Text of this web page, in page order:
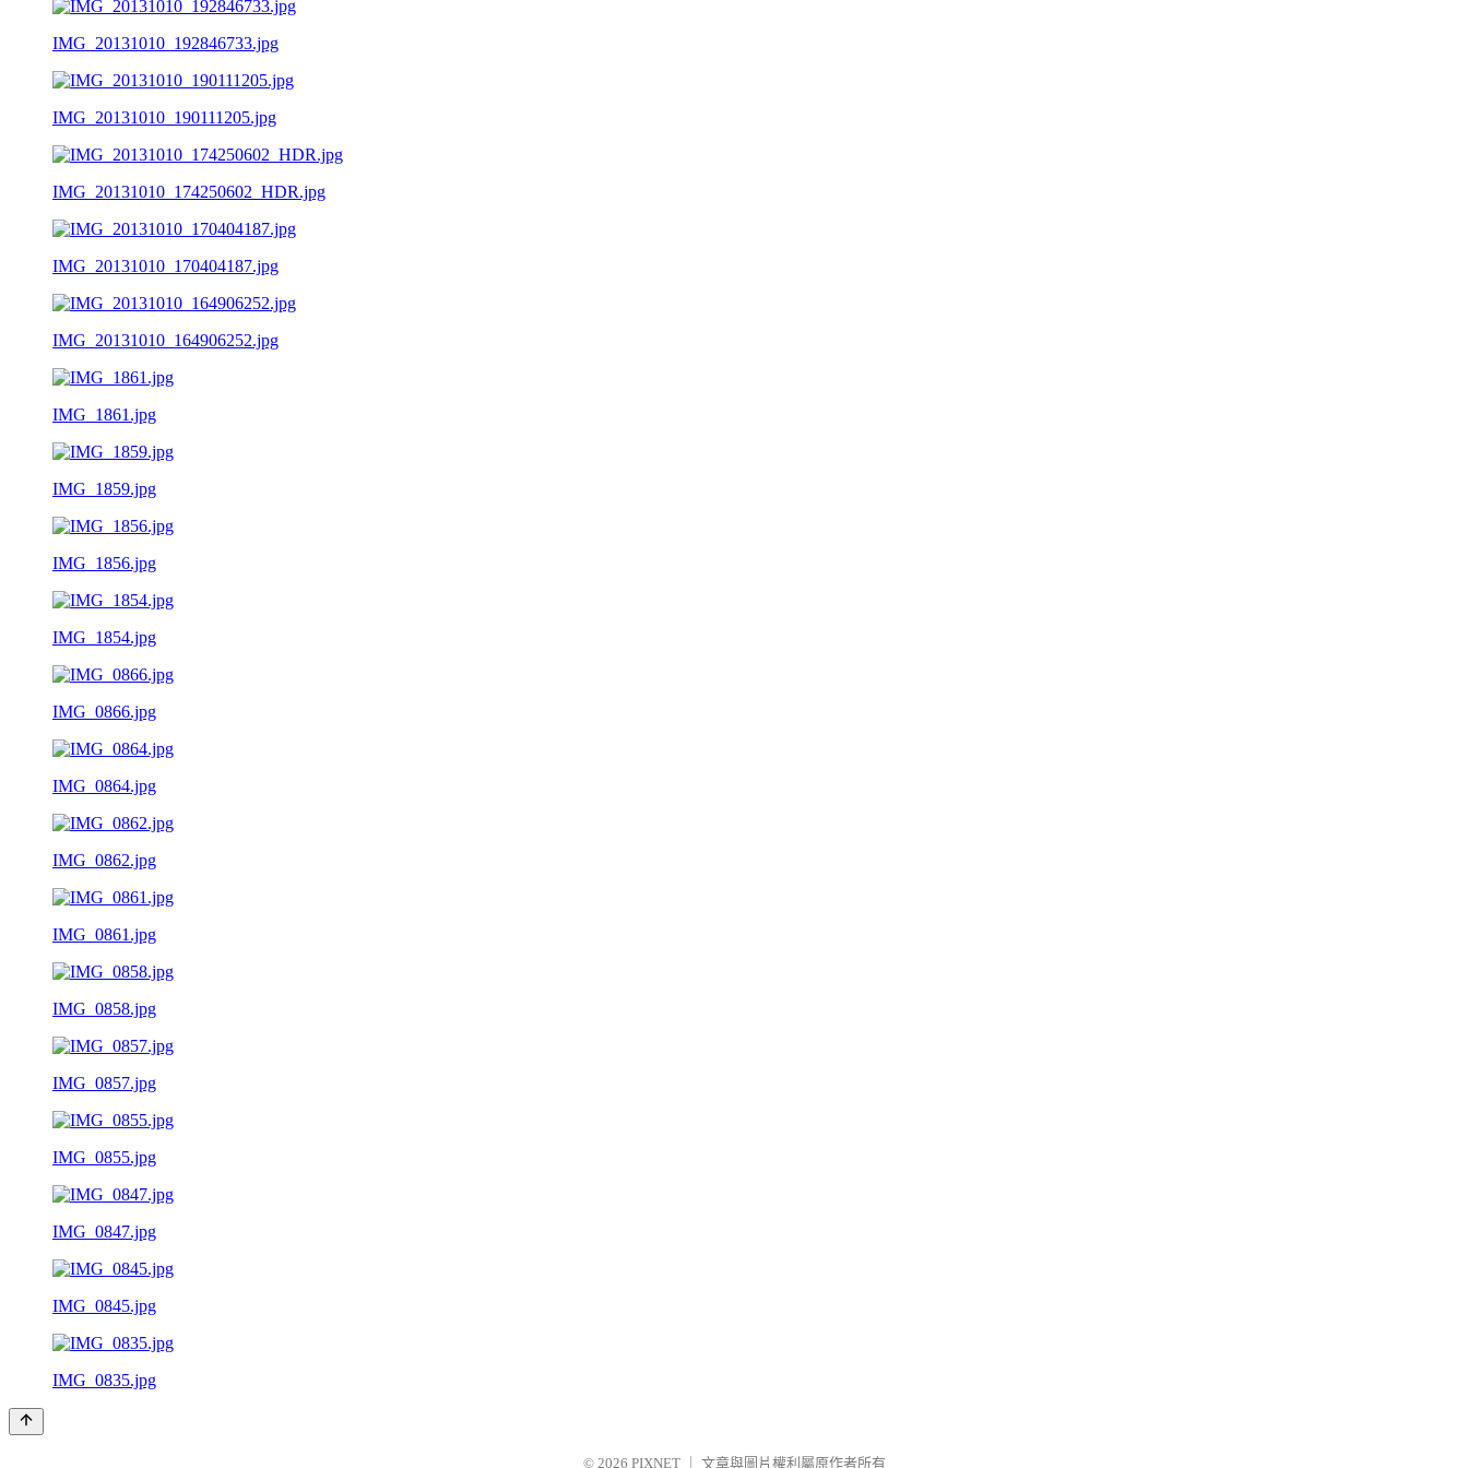
IMG_20131010_192846733.jpg
IMG_20131010_190111205.jpg
IMG_20131010_174250602_HDR.jpg
IMG_20131010_170404187.jpg
IMG_20131010_164906252.jpg
IMG_1861.jpg
IMG_1859.jpg
IMG_1856.jpg
IMG_1854.jpg
IMG_0866.jpg
IMG_0864.jpg
IMG_0862.jpg
IMG_0861.jpg
IMG_0858.jpg
IMG_0857.jpg
IMG_0855.jpg
IMG_0847.jpg
IMG_0845.jpg
IMG_0835.jpg
© 2026 PIXNET 文章與圖片權利屬原作者所有